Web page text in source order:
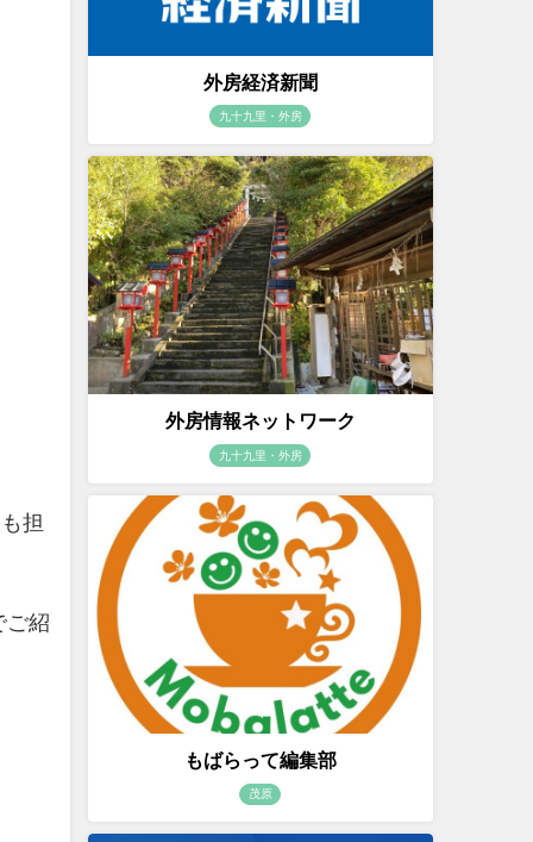
担
ご紹
外房経済新聞
九十九里・外房
外房情報ネットワーク
九十九里・外房
もばらって編集部
茂原